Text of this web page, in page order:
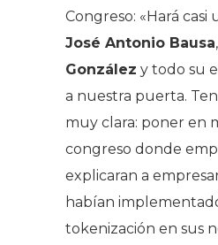
Congreso: «Hará casi
José Antonio Bausa,
González y todo su
a nuestra puerta.
muy clara: poner en
congreso donde
explicaran a
habían
tokenización en sus